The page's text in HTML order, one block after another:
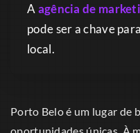
A agência de
pode ser a chave
local.
Porto Belo é um lugar de
oportunidades únicas. À